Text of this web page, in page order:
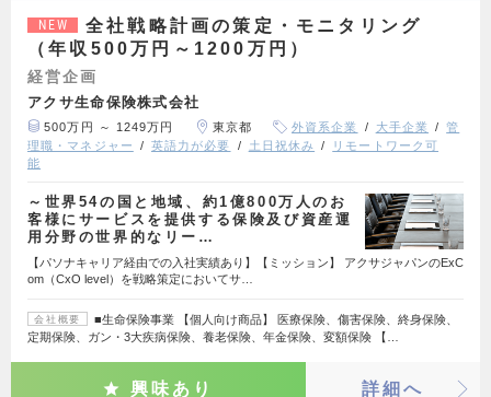
NEW
全社戦略計画の策定・モニタリング
（年収500万円～1200万円）
経営企画
アクサ生命保険株式会社
500万円 ～ 1249万円 東京都 外資系企業 大手企業
管
理職・マネジャー
英語力が必要 土日祝休み
リモートワーク可
能
～世界54の国と地域、約1億800万人のお
客様にサービスを提供する保険及び資産運
用分野の世界的なリー…
【パソナキャリア経由での入社実績あり】【ミッション】 アクサジャパンのExC
om（CxO level）を戦略策定においてサ…
会社概要
■生命保険事業 【個人向け商品】 医療保険、傷害保険、終身保険、
定期保険、ガン・3大疾病保険、養老保険、年金保険、変額保険 【…
興味あり 詳細へ